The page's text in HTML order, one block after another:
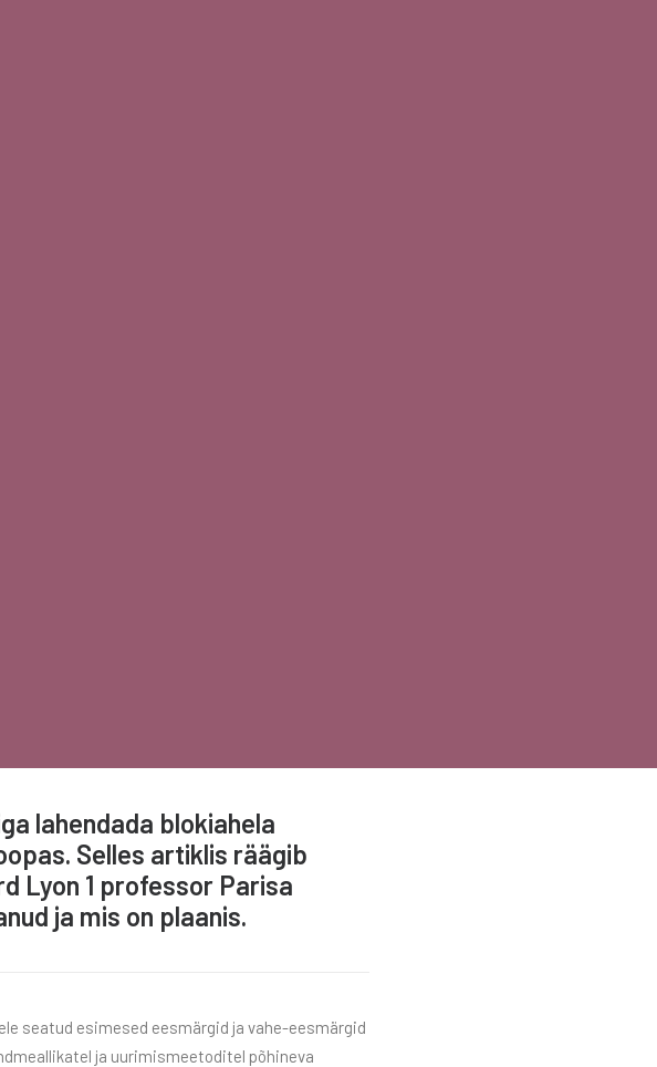
lahendada blokiahela
Selles artiklis räägib
Lyon 1 professor Parisa
ja mis on plaanis.
seatud esimesed eesmärgid ja vahe-eesmärgid
ja uurimismeetoditel põhineva